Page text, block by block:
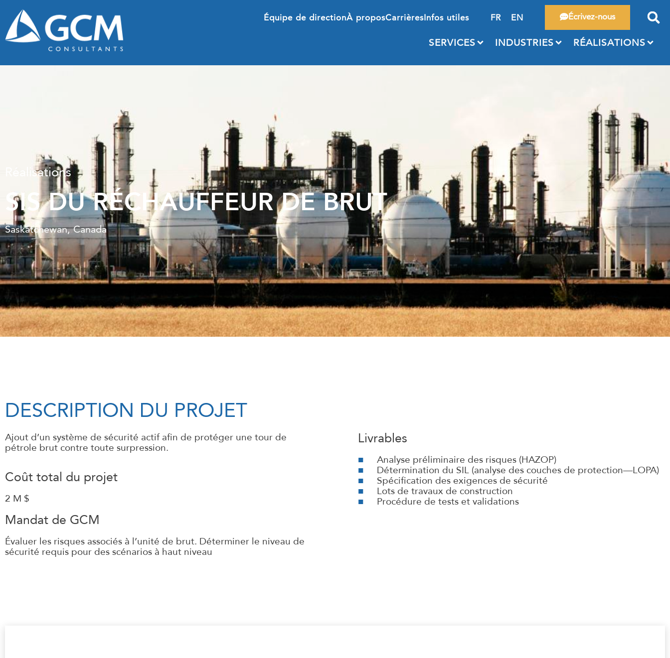
Équipe de directionÀ proposCarrièresInfos utiles FR EN Écrivez-nous
SERVICES INDUSTRIES RÉALISATIONS
Réalisations
SIS DU RÉCHAUFFEUR DE BRUT
Saskatchewan, Canada
DESCRIPTION DU PROJET
Ajout d’un système de sécurité actif afin de protéger une tour de
pétrole brut contre toute surpression.
Coût total du projet
2 M $
Mandat de GCM
Évaluer les risques associés à l’unité de brut. Déterminer le niveau de
sécurité requis pour des scénarios à haut niveau
Livrables
Analyse préliminaire des risques (HAZOP)
Détermination du SIL (analyse des couches de protection—LOPA)
Spécification des exigences de sécurité
Lots de travaux de construction
Procédure de tests et validations